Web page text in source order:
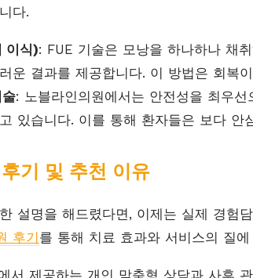
다.
이식): FUE 기술은 모낭을 하나하나 채
운 결과를 제공합니다. 이 방법은 회복
: 노블라인의원에서는 안전성을 최우
있습니다. 이를 통해 환자들은 보다 안
기 및 추천 이유
설명을 해드렸다면, 이제는 실제 경험
후기를 통해 치료 효과와 서비스의 질
서 제공하는 개인 맞춤형 상담과 사후